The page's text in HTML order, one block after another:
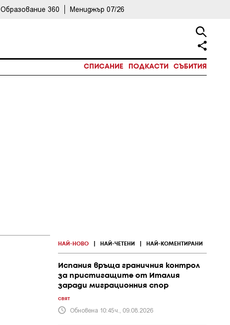
Образование 360 Мениджър 07/26
СПИСАНИЕ ПОДКАСТИ СЪБИТИЯ
НАЙ-НОВО НАЙ-ЧЕТЕНИ НАЙ-КОМЕНТИРАНИ
Испания връща граничния контрол
за пристигащите от Италия
заради миграционния спор
СВЯТ
Обновена 10:45ч., 09.08.2026